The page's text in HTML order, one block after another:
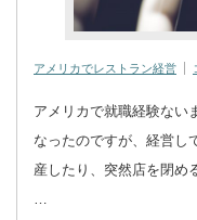
アメリカでレストラン経営
アメリカで就職経験ない
なったのですが、経営し
産したり、突然店を閉め